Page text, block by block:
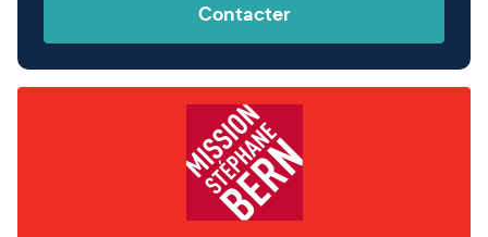
Contacter